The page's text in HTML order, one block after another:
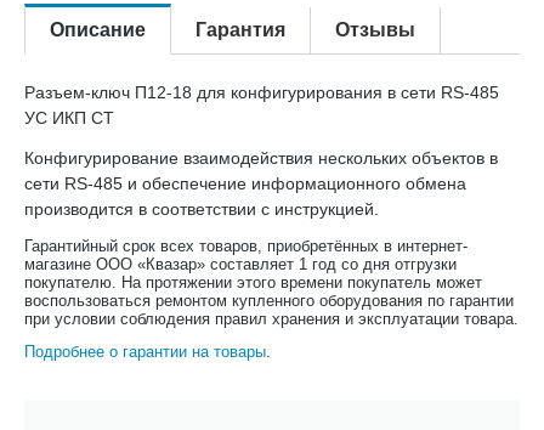
Описание Гарантия Отзывы
Разъем-ключ П12-18 для конфигурирования в сети RS-485
УС ИКП СТ
Конфигурирование взаимодействия нескольких объектов в
сети RS-485 и обеспечение информационного обмена
производится в соответствии с инструкцией.
Гарантийный срок всех товаров, приобретённых в интернет-
магазине ООО «Квазар» составляет 1 год со дня отгрузки
покупателю. На протяжении этого времени покупатель может
воспользоваться ремонтом купленного оборудования по гарантии
при условии соблюдения правил хранения и эксплуатации товара.
Подробнее о гарантии на товары.